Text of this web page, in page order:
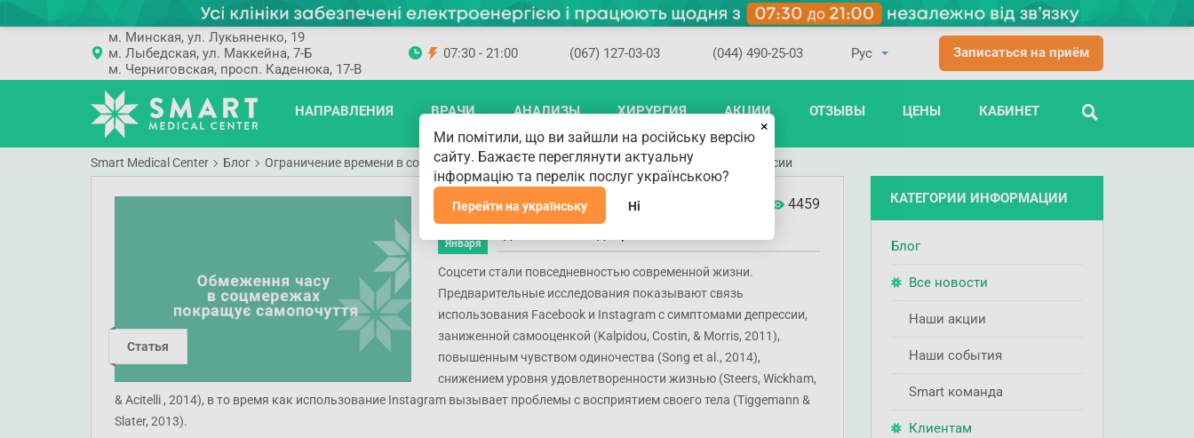
ПОИСК
м. Минская, ул. Лукьяненко, 19
м. Лыбедская, ул. Маккейна, 7-Б
м. Черниговская, просп. Каденюка, 17-В
07:30 - 21:00 (067) 127-03-03 (044) 490-25-03 Записаться на приём
НАПРАВЛЕНИЯ ВРАЧИ АНАЛИЗЫ ХИРУРГИЯ АКЦИИ ОТЗЫВЫ ЦЕНЫ КАБИНЕТ
Smart Medical Center Блог Ограничение времени в соцсетях уменьшает уровень ощущения одиночества и депрессии
Статья
Января
4459
Ограничение времени в соцсетях
уменьшает уровень ощущения
Соцсети стали повседневностью современной жизни.
Предварительные исследования показывают связь
использования Facebook и Instagram с симптомами депрессии,
заниженной самооценкой (Kalpidou, Costin, & Morris, 2011),
повышенным чувством одиночества (Song et al., 2014),
снижением уровня удовлетворенности жизнью (Steers, Wickham,
& Acitelli , 2014), в то время как использование Instagram вызывает проблемы с восприятием своего тела (Tiggemann &
Slater, 2013).
КАТЕГОРИИ ИНФОРМАЦИИ
Блог
Все новости
Наши акции
Наши события
Smart команда
Клиентам
×
Ми помітили, що ви зайшли на російську версію
сайту. Бажаєте переглянути актуальну
інформацію та перелік послуг українською?
Перейти на українську Ні